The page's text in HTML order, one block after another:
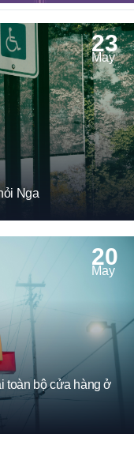
23
May
Nga
20
May
toàn bộ cửa hàng ở